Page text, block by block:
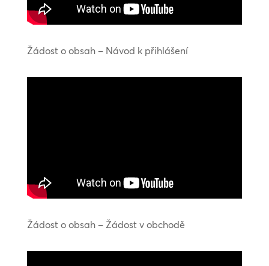
Žádost o obsah – Návod k přihlášení
Žádost o obsah – Žádost v obchodě